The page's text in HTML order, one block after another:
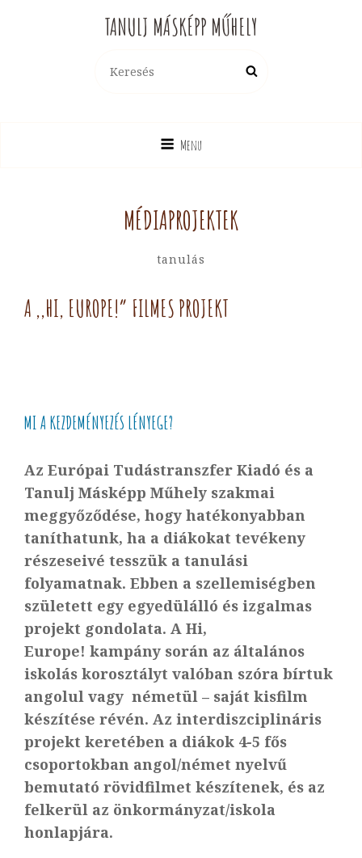
TANULJ MÁSKÉPP MŰHELY
Search
Menu
MÉDIAPROJEKTEK
Categories
Tanulás
A ,,HI, EUROPE!” FILMES PROJEKT
MI A KEZDEMÉNYEZÉS LÉNYEGE?
Az Európai Tudástranszfer Kiadó és a
Tanulj Másképp Műhely szakmai
meggyőződése, hogy hatékonyabban
taníthatunk, ha a diákokat tevékeny
részeseivé tesszük a tanulási
folyamatnak. Ebben a szellemiségben
született egy egyedülálló és izgalmas
projekt gondolata. A Hi,
Europe! kampány során az általános
iskolás korosztályt valóban szóra bírtuk
angolul vagy németül – saját kisfilm
készítése révén. Az interdiszciplináris
projekt keretében a diákok 4-5 fős
csoportokban angol/német nyelvű
bemutató rövidfilmet készítenek, és az
felkerül az önkormányzat/iskola
honlapjára.